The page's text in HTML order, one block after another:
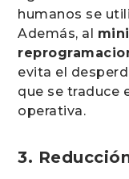
humanos se
Además, al
evita el
que se traduce
operativa.
3.